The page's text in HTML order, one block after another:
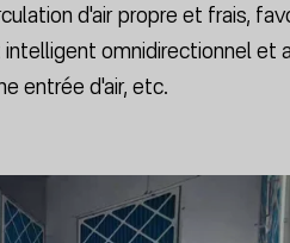
d'air propre et frais,
omnidirectionnel et
entrée d'air, etc.